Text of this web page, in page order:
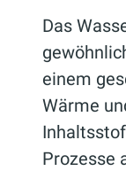
Das
einem
Wärme
Prozesse